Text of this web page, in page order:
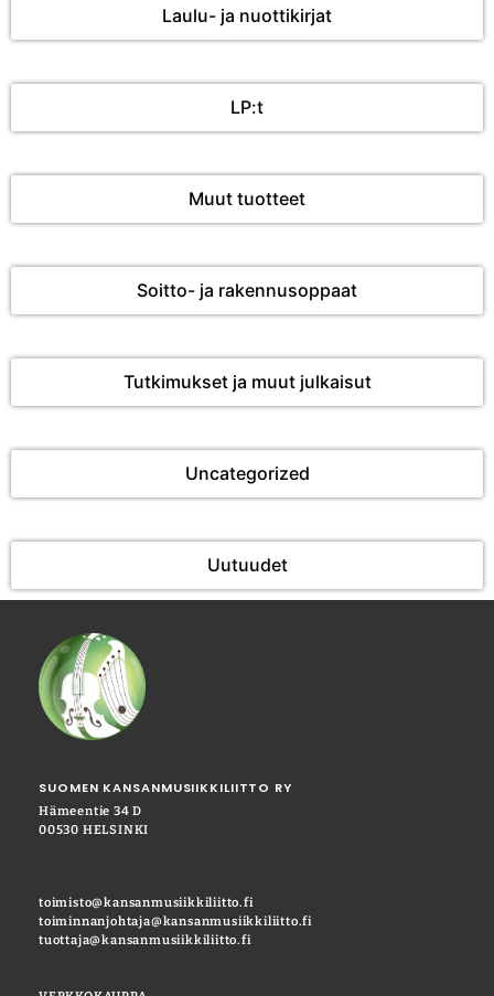
Laulu- ja nuottikirjat
LP:t
Muut tuotteet
Soitto- ja rakennusoppaat
Tutkimukset ja muut julkaisut
Uncategorized
Uutuudet
SUOMEN KANSANMUSIIKKILIITTO RY
Hämeentie 34 D
00530 HELSINKI
toimisto@kansanmusiikkiliitto.fi
toiminnanjohtaja@kansanmusiikkiliitto.fi
tuottaja@kansanmusiikkiliitto.fi